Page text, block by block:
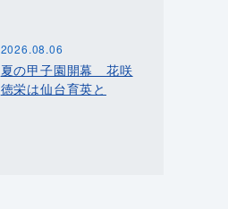
2026.08.06
夏の甲子園開幕 花咲
徳栄は仙台育英と